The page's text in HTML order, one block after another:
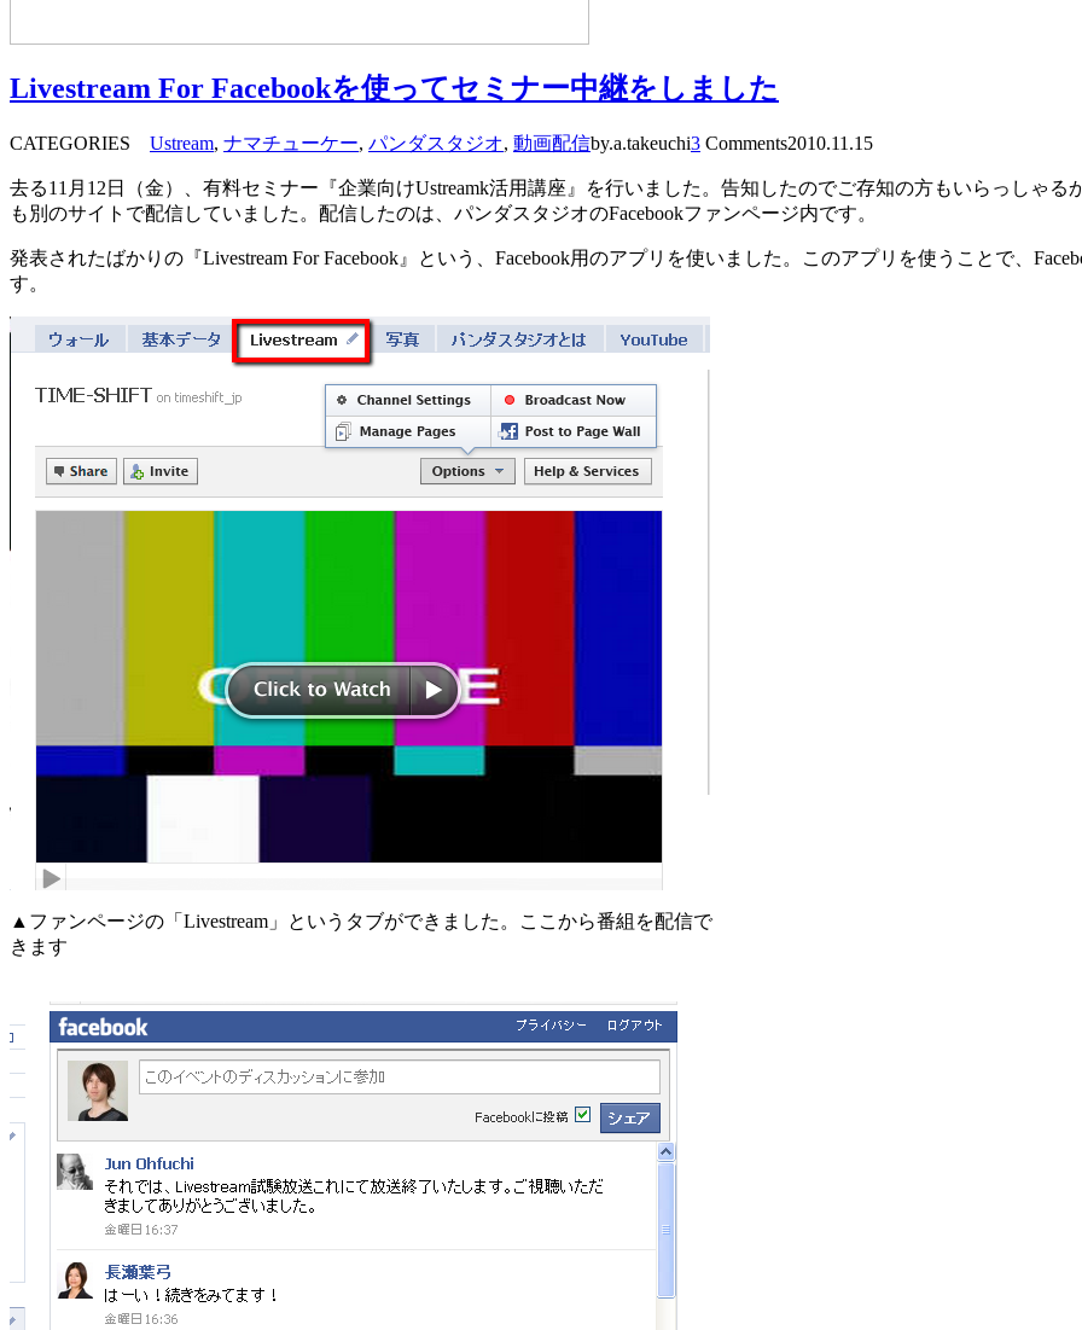
Livestream For Facebookを使ってセミナー中継をしました
CATEGORIES Ustream, ナマチューケー, パンダスタジオ, 動画配信by.a.takeuchi3 Comments2010.11.15
去る11月12日（金）、有料セミナー『企業向けUstreamk活用講座』を行いました。告知したのでご存知の方もいらっしゃ
も別のサイトで配信していました。配信したのは、パンダスタジオのFacebookファンページ内です。
発表されたばかりの『Livestream For Facebook』という、Facebook用のアプリを使いました。このアプリを使うことで、
す。
▲ファンページの「Livestream」というタブができました。ここから番組を配信で
きます